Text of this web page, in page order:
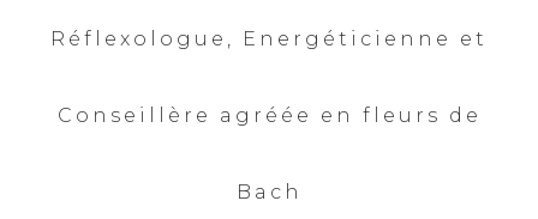
Réflexologue, Energéticienne et
Conseillère agréée en fleurs de
Bach